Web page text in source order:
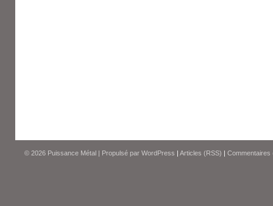
© 2026 Puissance Métal | Propulsé par WordPress | Articles (RSS) | Commentaires